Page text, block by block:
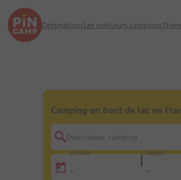
DestinationsLes meilleurs campings
Camping en bord de lac en
Destination, camping
Arrivée
-
Départ
-